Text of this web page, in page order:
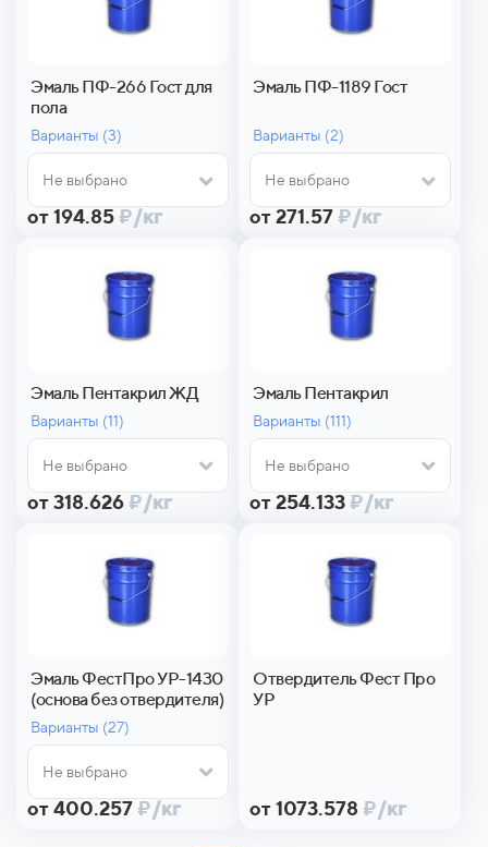
Эмаль ПФ-266 Гост для
пола
Варианты (3)
Не выбрано
от 194.85 ₽/кг
Эмаль ПФ-1189 Гост
Варианты (2)
Не выбрано
от 271.57 ₽/кг
Эмаль Пентакрил ЖД
Варианты (11)
Не выбрано
от 318.626 ₽/кг
Эмаль Пентакрил
Варианты (111)
Не выбрано
от 254.133 ₽/кг
Эмаль ФестПро УР-1430
(основа без отвердителя)
Варианты (27)
Не выбрано
от 400.257 ₽/кг
Отвердитель Фест Про
УР
от 1073.578 ₽/кг